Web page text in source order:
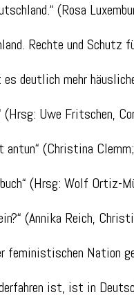
(Rosa
Rechte und
es deutlich mehr
Uwe Fritschen,
antun“ (Christina
(Hrsg: Wolf Ortiz-
(Annika Reich,
feministischen Nation
ist, ist in